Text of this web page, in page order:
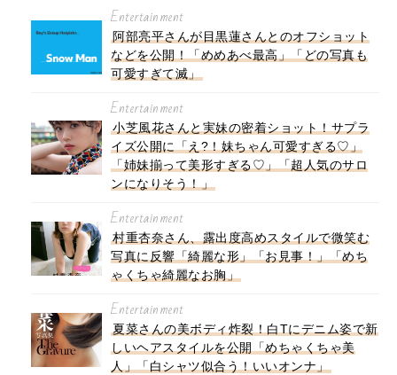
Entertainment
阿部亮平さんが目黒蓮さんとのオフショット
などを公開！「めめあべ最高」「どの写真も
可愛すぎて滅」
Entertainment
小芝風花さんと実妹の密着ショット！サプラ
イズ公開に「え?！妹ちゃん可愛すぎる♡」
「姉妹揃って美形すぎる♡」「超人気のサロ
ンになりそう！」
Entertainment
村重杏奈さん、露出度高めスタイルで微笑む
写真に反響「綺麗な形」「お見事！」「めち
ゃくちゃ綺麗なお胸」
Entertainment
夏菜さんの美ボディ炸裂！白Tにデニム姿で新
しいヘアスタイルを公開「めちゃくちゃ美
人」「白シャツ似合う！いいオンナ」